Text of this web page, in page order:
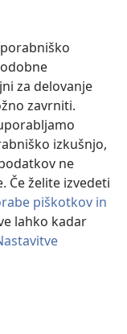
za delovanje
zavrniti.
izkušnjo,
ne
Če želite izvedeti
piškotkov in
lahko kadar
of Pennsylvania.